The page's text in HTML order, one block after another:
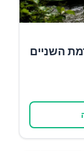
השניים